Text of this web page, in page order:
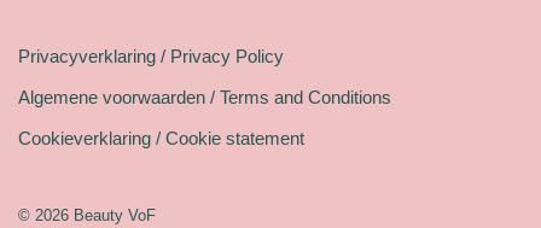
Privacyverklaring / Privacy Policy
Algemene voorwaarden / Terms and Conditions
Cookieverklaring / Cookie statement
© 2026 Beauty VoF